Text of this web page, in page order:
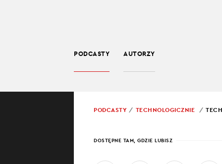
PODCASTY AUTORZY
PROWADZĄCY:
PODCASTY
TECHNOLOGICZNIE
DOSTĘPNE TAM, GDZIE LUBISZ